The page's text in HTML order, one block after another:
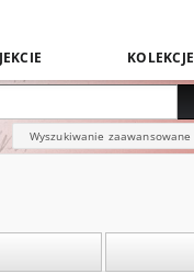
KOLEKCJE
Wyszukiwanie zaawansowane